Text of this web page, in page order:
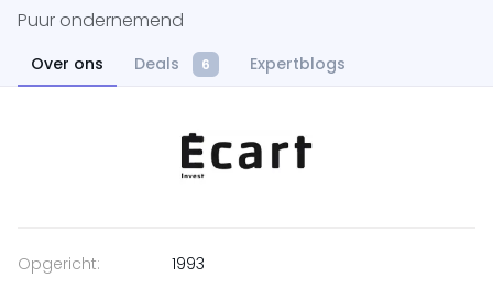
Puur ondernemend
Over ons Deals 6 Expertblogs
Opgericht:
1993